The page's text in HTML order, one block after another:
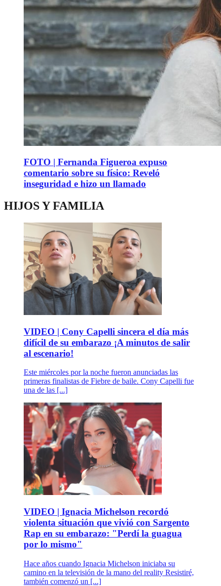
FOTO | Fernanda Figueroa expuso
comentario sobre su físico: Reveló
inseguridad e hizo un llamado
HIJOS Y FAMILIA
VIDEO | Cony Capelli sincera el día más
difícil de su embarazo ¡A minutos de salir
al escenario!
Este miércoles por la noche fueron anunciadas las
primeras finalistas de Fiebre de baile. Cony Capelli fue
una de las [...]
VIDEO | Ignacia Michelson recordó
violenta situación que vivió con Sargento
Rap en su embarazo: "Perdí la guagua
por lo mismo"
Hace años cuando Ignacia Michelson iniciaba su
camino en la televisión de la mano del reality Resistiré,
también comenzó un [...]